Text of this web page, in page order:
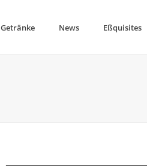
Getränke News Eßquisites